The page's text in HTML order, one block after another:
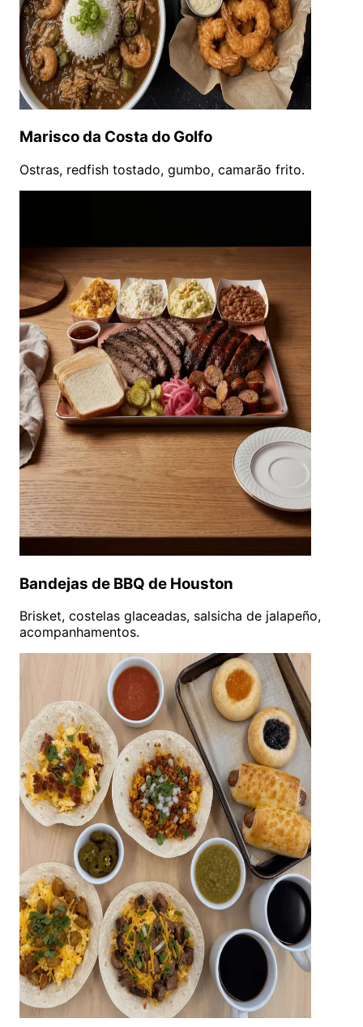
Marisco da Costa do Golfo
Ostras, redfish tostado, gumbo, camarão frito.
Bandejas de BBQ de Houston
Brisket, costelas glaceadas, salsicha de jalapeño,
acompanhamentos.